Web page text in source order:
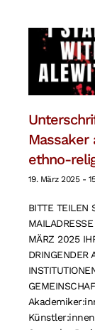
Suche
nach:
Massaker
ethno-
19. März 2025 -
BITTE TEILEN
MÄRZ 2025
DRINGENDER